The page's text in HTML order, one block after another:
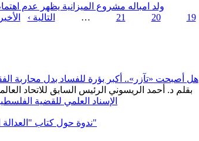
ولد امباله مشروع الميزانية يظهر عدم
19
20
21
… التالية ›
هل أصبحت «تآزر».. أكبر بؤرة للفساد بدل محاربة
الإسناد العلمي للقضية
ندوة حول كتاب "العدالة الاجتماعية في الإسلام"